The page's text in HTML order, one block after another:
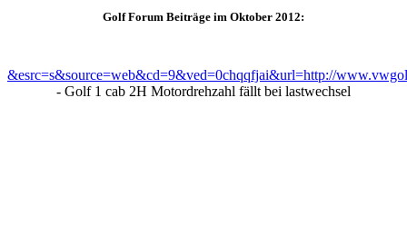
Golf Forum Beiträge im Oktober 2012:
&esrc=s&source=web&cd=9&ved=0chqqfjai&url=http://
- Golf 1 cab 2H Motordrehzahl fällt bei lastwechsel